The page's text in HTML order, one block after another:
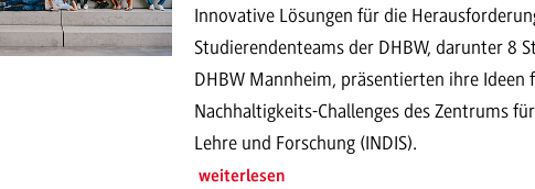
Innovative Lösungen für die
Studierendenteams der DHBW, darunter 8
DHBW Mannheim, präsentierten ihre Ideen
Nachhaltigkeits-Challenges des Zentrums
Lehre und Forschung (INDIS).
weiterlesen